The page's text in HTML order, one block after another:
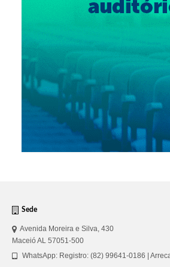
Ouvidoria
Contatos
Fale Conosco
NEP
Sede
Avenida Moreira e Silva, 430
Maceió AL 57051-500
WhatsApp: Registro: (82) 99641-0186 |